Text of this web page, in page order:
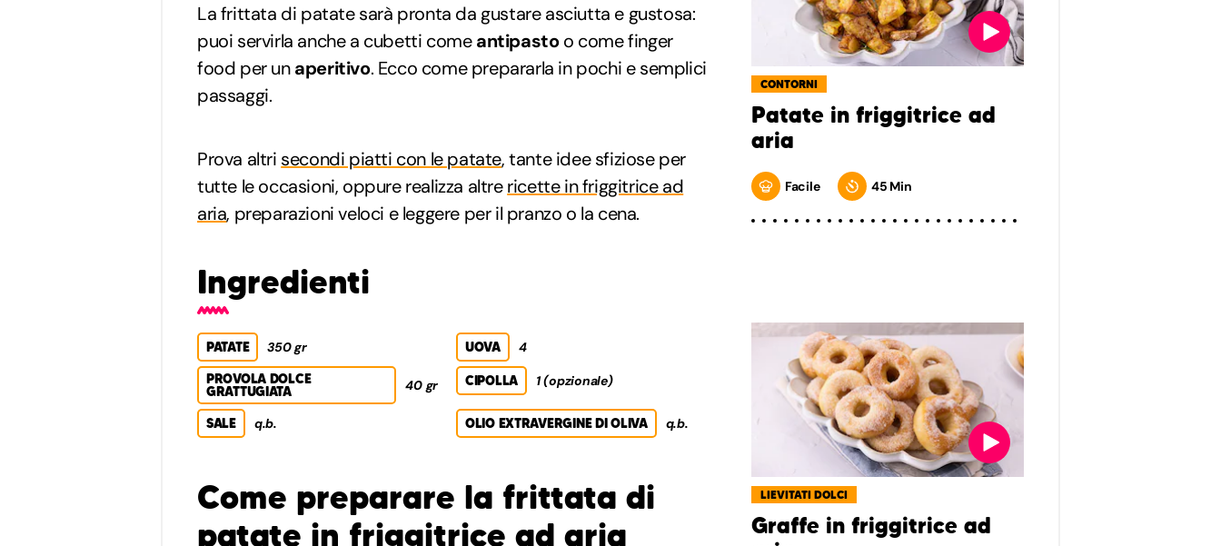
La frittata di patate sarà pronta da gustare asciutta e gustosa:
puoi servirla anche a cubetti comeantipastoo come finger
food per unaperitivo. Ecco come prepararla in pochi e semplici
passaggi.
Prova altri secondi piatti con le patate, tante idee sfiziose per
tutte le occasioni, oppure realizza altrericette in friggitrice ad
aria, preparazioni veloci e leggere per il pranzo o la cena.
Ingredienti
PATATE 350 gr UOVA
4
PROVOLA DOLCE
GRATTUGIATA 40 gr CIPOLLA 1 (opzionale)
SALE q.b. OLIO EXTRAVERGINE DI OLIVA q.b.
Come preparare la frittata di
patate in friggitrice ad aria
CONTORNI
Patate in friggitrice ad
aria
Facile 45 Min
LIEVITATI DOLCI
Graffe in friggitrice ad